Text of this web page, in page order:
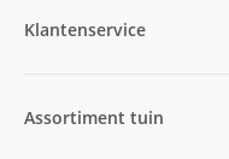
Klantenservice
Assortiment tuin